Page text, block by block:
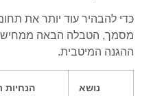
כדי להבהיר עוד יותר את
מסמך, הטבלה הבאה
ההגנה המיטבית.
נושא
הנחיות